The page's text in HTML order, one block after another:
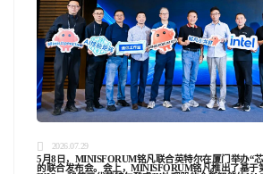
2026.07.29
5月8日，MINISFORUM铭凡联合英特尔在厦门举办“
的联合发布会。会上，MINISFORUM铭凡推出了基于